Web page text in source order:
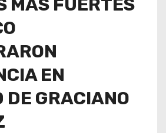
MÁS FUERTES
EN
DE GRACIANO